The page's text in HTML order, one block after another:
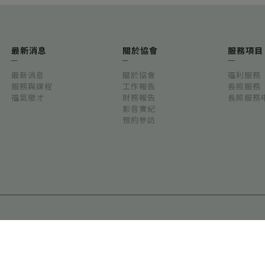
最新消息
最新消息
服務與課程
福氣徵才
關於協會
關於協會
工作報告
財務報告
影音實紀
預約參訪
服務項目
福利服務
長照服務
長照服務